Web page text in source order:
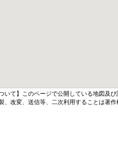
いて】このページで公開している地図及
、改変、送信等、二次利用することは著